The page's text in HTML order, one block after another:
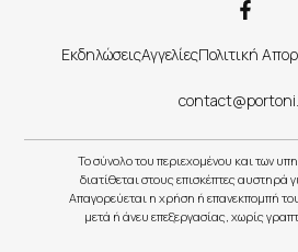
ΕκδηλώσειςΑγγελίεςΠολιτική
Το σύνολο του περιεχομένου και των
διατίθεται στους επισκέπτες αυστηρά
Απαγορεύεται η χρήση ή επανεκπομπή
μετά ή άνευ επεξεργασίας, χωρίς